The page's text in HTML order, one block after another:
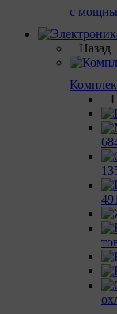
с
Назад